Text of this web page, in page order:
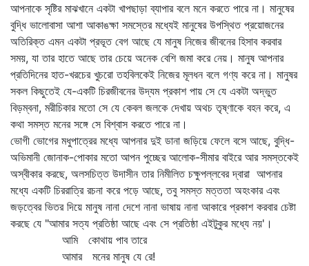
আপনাকে সৃষ্টির মাঝখানে একটা খাপছাড়া ব্যাপার বলে মনে করতে পারে না। মানুষের
বুদ্ধি ভালোবাসা আশা আকাঙক্ষা সমস্তের মধ্যেই মানুষের উপস্থিত প্রয়োজনের
অতিরিক্ত এমন একটা প্রভূত বেগ আছে যে মানুষ নিজের জীবনের হিসাব করবার
সময়, যা তার হাতে আছে তার চেয়ে অনেক বেশি জমা করে নেয়। মানুষ আপনার
প্রতিদিনের হাত-খরচের খুচরো তহবিলকেই নিজের মূলধন বলে গণ্য করে না। মানুষর
সকল কিছুতেই যে-একটি চিরজীবনের উদ্যম প্রকাশ পায় সে যে একটা অদ্ভুত
বিড়ম্বনা, মরীচিকার মতো সে যে কেবল জলকে দেখায় অথচ তৃষ্ণাকে বহন করে, এ
কথা সমস্ত মনের সঙ্গে সে বিশ্বাস করতে পারে না।
ভোগী ভোগের মধুপাত্রের মধ্যে আপনার দুই ডানা জড়িয়ে ফেলে বসে আছে, বুদ্ধি-
অভিমানী জোনাক-পোকার মতো আপন পুচ্ছের আলোক-সীমার বাইরে আর সমস্তকেই
অস্বীকার করছে, অলসচিত্ত উদাসীন তার নিমীলিত চক্ষুপল্লবের দ্বারা আপনার
মধ্যে একটি চিররাত্রি রচনা করে পড়ে আছে, তবু সমস্ত মত্ততা অহংকার এবং
জড়ত্বের ভিতর দিয়ে মানুষ নানা দেশে নানা ভাষায় নানা আকারে প্রকাশ করবার চেষ্টা
করছে যে "আমার সত্য প্রতিষ্ঠা আছে এবং সে প্রতিষ্ঠা এইটুকুর মধ্যে নয়'।
আমি কোথায় পাব তারে
আমার মনের মানুষ যে রে!